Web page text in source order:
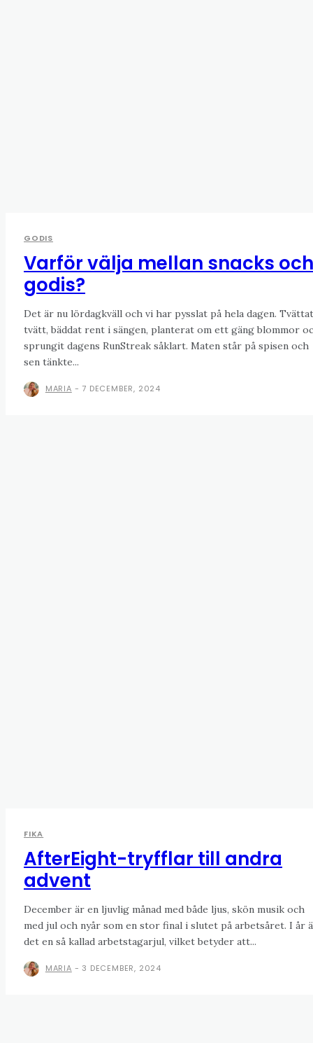
GODIS
Varför välja mellan snacks och
godis?
Det är nu lördagkväll och vi har pysslat på hela dagen. Tvättat
tvätt, bäddat rent i sängen, planterat om ett gäng blommor
sprungit dagens RunStreak såklart. Maten står på spisen och
sen tänkte...
MARIA - 7 DECEMBER, 2024
FIKA
AfterEight-tryfflar till andra
advent
December är en ljuvlig månad med både ljus, skön musik och
med jul och nyår som en stor final i slutet på arbetsåret. I år
det en så kallad arbetstagarjul, vilket betyder att...
MARIA - 3 DECEMBER, 2024